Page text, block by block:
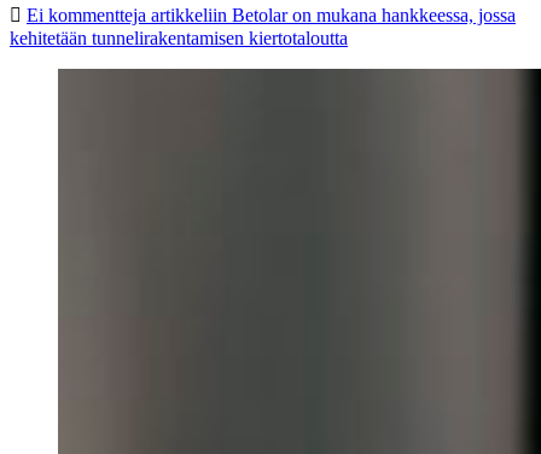
Ei kommentteja artikkeliin Betolar on mukana hankkeessa, jossa
kehitetään tunnelirakentamisen kiertotaloutta